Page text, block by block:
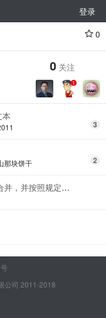
登录
0
0 关注
3
那块饼干 2
如何将同一文件夹下所有 pdf 文件合并，并按照规定将合成后的文件命名
公司 2011-2018